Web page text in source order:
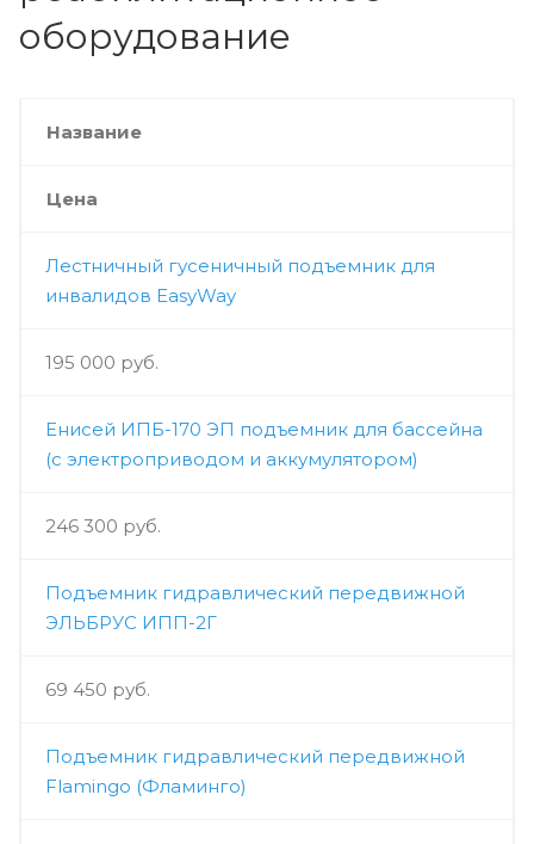
оборудование
Название
Цена
Лестничный гусеничный подъемник для
инвалидов EasyWay
195 000 руб.
Енисей ИПБ-170 ЭП подъемник для бассейна
(с электроприводом и аккумулятором)
246 300 руб.
Подъемник гидравлический передвижной
ЭЛЬБРУС ИПП-2Г
69 450 руб.
Подъемник гидравлический передвижной
Flamingo (Фламинго)